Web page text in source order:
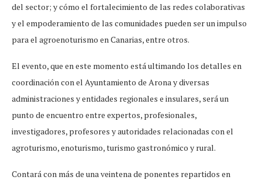
del sector; y cómo el fortalecimiento de las redes colaborativas
y el empoderamiento de las comunidades pueden ser un impulso
para el agroenoturismo en Canarias, entre otros.
El evento, que en este momento está ultimando los detalles en
coordinación con el Ayuntamiento de Arona y diversas
administraciones y entidades regionales e insulares, será un
punto de encuentro entre expertos, profesionales,
investigadores, profesores y autoridades relacionadas con el
agroturismo, enoturismo, turismo gastronómico y rural.
Contará con más de una veintena de ponentes repartidos en